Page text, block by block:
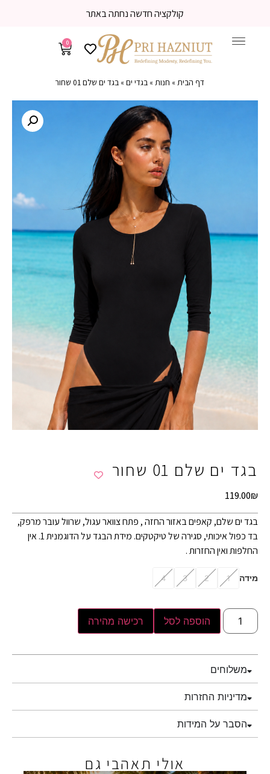
קולקציה חדשה נחתה באתר
0
דף הבית» חנות» בגדי ים» בגד ים שלם 01 שחור
בגד ים שלם 01 שחור
119.00₪
בגד ים שלם, קאפים באזור החזה , פתח צוואר עגול, שרוול עובר מרפק,
בד כפול איכותי, סגירה של טיקטקים. מידת הבגד על הדוגמנית 1. אין
החלפות ואין החזרות .
מידה 1
2
3
4
הוספה לסל רכישה מהירה
משלוחים
מדיניות החזרות
הסבר על המידות
אולי תאהבי גם